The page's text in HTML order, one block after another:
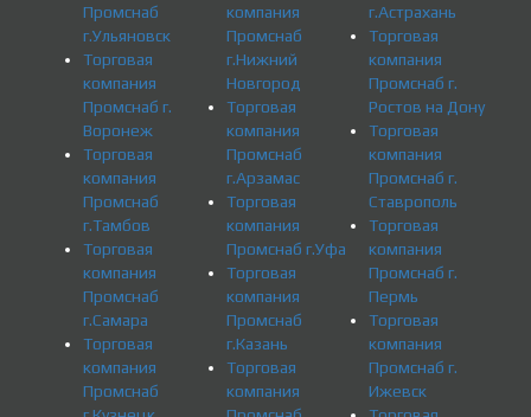
Промснаб
г.Ульяновск
Торговая
компания
Промснаб г.
Воронеж
Торговая
компания
Промснаб
г.Тамбов
Торговая
компания
Промснаб
г.Самара
Торговая
компания
Промснаб
компания
Промснаб
г.Нижний
Новгород
Торговая
компания
Промснаб
г.Арзамас
Торговая
компания
Промснаб г.Уфа
Торговая
компания
Промснаб
г.Казань
Торговая
компания
г.Астрахань
Торговая
компания
Промснаб г.
Ростов на Дону
Торговая
компания
Промснаб г.
Ставрополь
Торговая
компания
Промснаб г.
Пермь
Торговая
компания
Промснаб г.
Ижевск